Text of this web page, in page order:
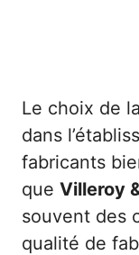
Le choix de
dans
fabricants
que Villeroy
souvent des
qualité de